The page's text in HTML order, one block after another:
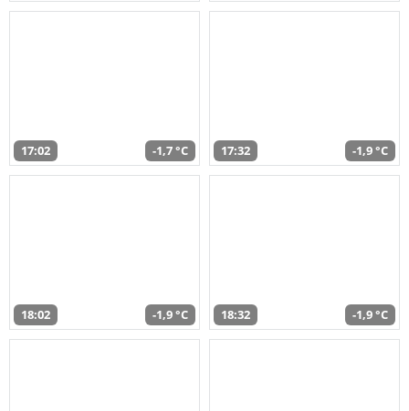
17:02 -1,7 °C 17:32 -1,9 °C
18:02 -1,9 °C 18:32 -1,9 °C